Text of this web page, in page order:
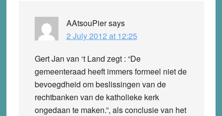
AAtsouPiersays
2 July 2012 at 12:25
Gert Jan van ‘t Land zegt : “De
gemeenteraad heeft immers formeel niet de
bevoegdheid om beslissingen van de
rechtbanken van de katholieke kerk
ongedaan te maken.”, als conclusie van het